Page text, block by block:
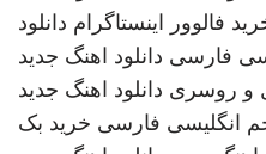
فالوور اینستاگرام دانلود
فارسی دانلود اهنگ جدید
و روسری دانلود اهنگ جدید
انگلیسی فارسی خرید بک